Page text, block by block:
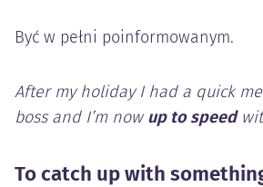
Być w pełni poinformowanym.
After my holiday I had a quick
boss and I’m nowup to speed
To catch up with